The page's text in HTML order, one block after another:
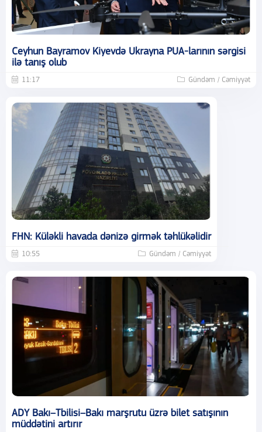
Ceyhun Bayramov Kiyevdə Ukrayna PUA-larının sərgisi
ilə tanış olub
11:17 Gündəm / Cəmiyyət
FHN: Küləkli havada dənizə girmək təhlükəlidir
10:55 Gündəm / Cəmiyyət
ADY Bakı–Tbilisi–Bakı marşrutu üzrə bilet satışının
müddətini artırır